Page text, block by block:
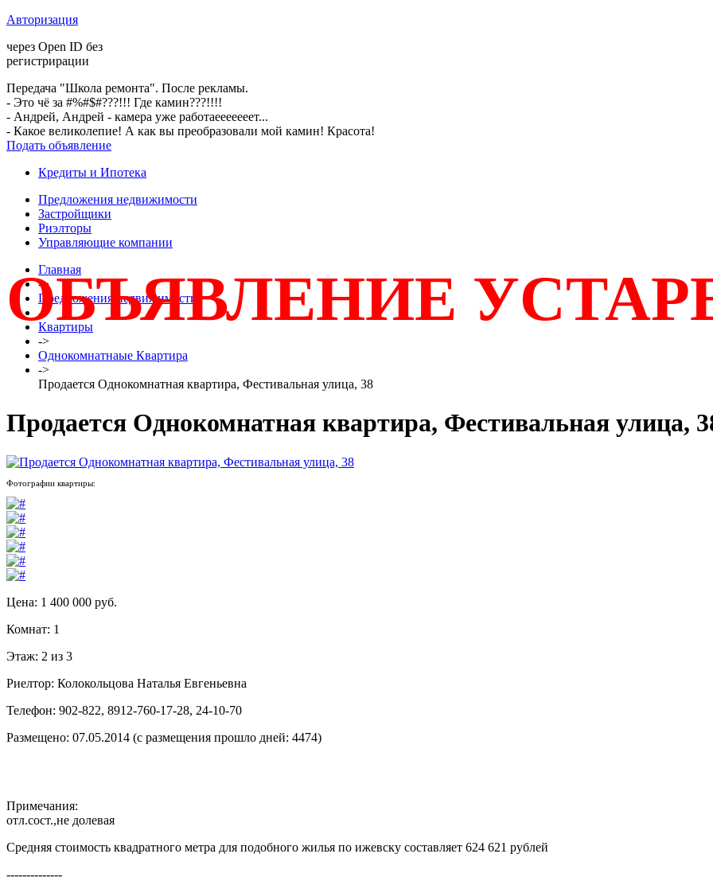
Авторизация
через Open ID без
регистрирации
Передача "Школа ремонта". После рекламы.
- Это чё за #%#$#???!!! Где камин???!!!!
- Андрей, Андрей - камера уже работаееееееет...
- Какое великолепие! А как вы преобразовали мой камин! Красота!
Подать объявление
Кредиты и Ипотека
Предложения недвижимости
Застройщики
Риэлторы
Управляющие компании
Главная
->
Предложения недвижимости
->
Квартиры
->
Однокомнатнаые Квартира
->
Продается Однокомнатная квартира, Фестивальная улица, 38
Продается Однокомнатная квартира, Фестивальная улица,
ОБЪЯВЛЕНИЕ
Фотографии квартиры:
Цена: 1 400 000 руб.
Комнат: 1
Этаж: 2 из 3
Риелтор: Колокольцова Наталья Евгеньевна
Телефон: 902-822, 8912-760-17-28, 24-10-70
Размещено: 07.05.2014 (с размещения прошло дней: 4474)
Примечания:
отл.сост.,не долевая
Средняя стоимость квадратного метра для подобного жилья по ижевску составляет 624 621 рублей
--------------